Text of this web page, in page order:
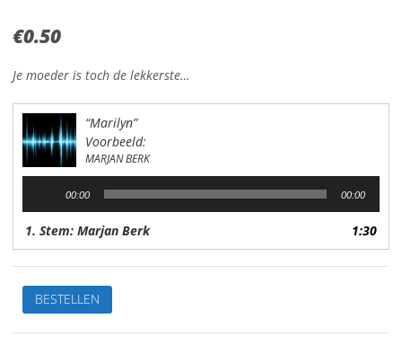
€0.50
Je moeder is toch de lekkerste…
“Marilyn”
Voorbeeld:
MARJAN BERK
00:00 00:00
1. Stem: Marjan Berk 1:30
MarilynVan:
Marjan
BerkStem:
BESTELLEN